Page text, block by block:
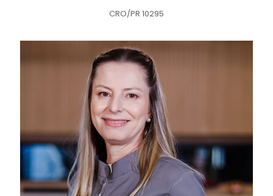
CRO/PR 10295